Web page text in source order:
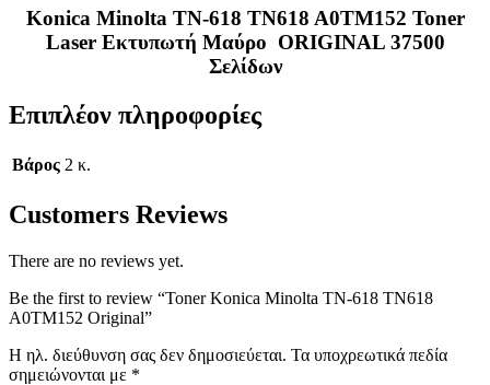
Konica Minolta TN-618 TN618 A0TM152 Toner
Laser Εκτυπωτή Μαύρο ORIGINAL 37500
Σελίδων
Επιπλέον πληροφορίες
Βάρος 2 κ.
Customers Reviews
There are no reviews yet.
Be the first to review “Toner Konica Minolta TN-618 TN618
A0TM152 Original”
Η ηλ. διεύθυνση σας δεν δημοσιεύεται. Τα υποχρεωτικά πεδία
σημειώνονται με *